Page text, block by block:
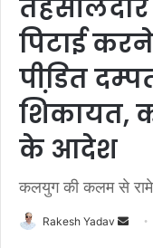
पिटाई
पीडि़त
शिकायत,
के आदेश
कलयुग की कलम से
Rakesh Yadav